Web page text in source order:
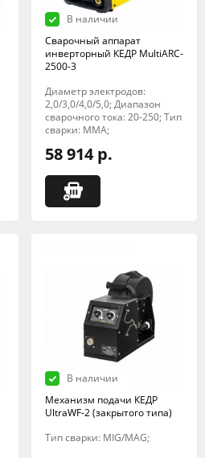
В наличии
Сварочный аппарат
инверторный КЕДР MultiARC-
2500-3
Диаметр электродов:
2,0/3,0/4,0/5,0; Диапазон
сварочного тока: 20-250; Тип
сварки: MMA;
58 914 р.
В наличии
Механизм подачи КЕДР
UltraWF-2 (закрытого типа)
Тип сварки: MIG/MAG;